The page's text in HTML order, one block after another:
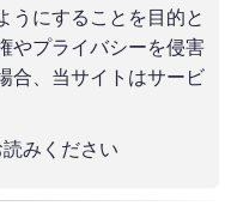
うにすることを目的と
やプライバシーを侵害
合、当サイトはサービ
みください